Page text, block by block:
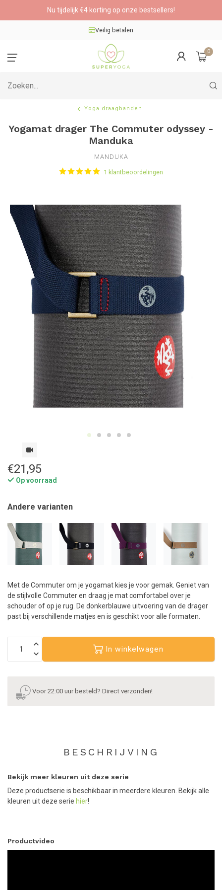
Nu tijdelijk €4 korting op onze bestsellers!
Veilig betalen
0
Yoga draagbanden
Yogamat drager The Commuter odyssey -
Manduka
MANDUKA
1 klantbeoordelingen
€21,95
Op voorraad
Andere varianten
Met de Commuter om je yogamat kies je voor gemak. Geniet van
de stijlvolle Commuter en draag je mat comfortabel over je
schouder of op je rug. De donkerblauwe uitvoering van de drager
past bij verschillende matjes en is geschikt voor alle formaten.
In winkelwagen
Voor 22:00 uur besteld? Direct verzonden!
BESCHRIJVING
Bekijk meer kleuren uit deze serie
Deze productserie is beschikbaar in meerdere kleuren. Bekijk alle
kleuren uit deze serie hier!
Productvideo